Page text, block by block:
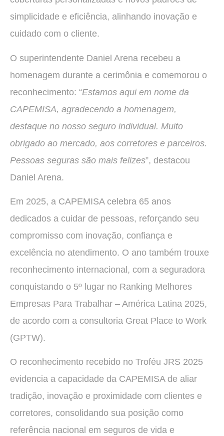
simplicidade e eficiência, alinhando inovação e
cuidado com o cliente.
O superintendente Daniel Arena recebeu a
homenagem durante a cerimônia e comemorou o
reconhecimento: “Estamos aqui em nome da
CAPEMISA, agradecendo a homenagem,
destaque no nosso seguro individual. Muito
obrigado ao mercado, aos corretores e parceiros.
Pessoas seguras são mais felizes”, destacou
Daniel Arena.
Em 2025, a CAPEMISA celebra 65 anos
dedicados a cuidar de pessoas, reforçando seu
compromisso com inovação, confiança e
excelência no atendimento. O ano também trouxe
reconhecimento internacional, com a seguradora
conquistando o 5º lugar no Ranking Melhores
Empresas Para Trabalhar – América Latina 2025,
de acordo com a consultoria Great Place to Work
(GPTW).
O reconhecimento recebido no Troféu JRS 2025
evidencia a capacidade da CAPEMISA de aliar
tradição, inovação e proximidade com clientes e
corretores, consolidando sua posição como
referência nacional em seguros de vida e